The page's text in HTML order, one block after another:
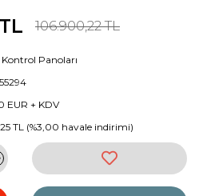
106.900,22 TL
Panoları
EUR + KDV
TL (%3,00 havale indirimi)